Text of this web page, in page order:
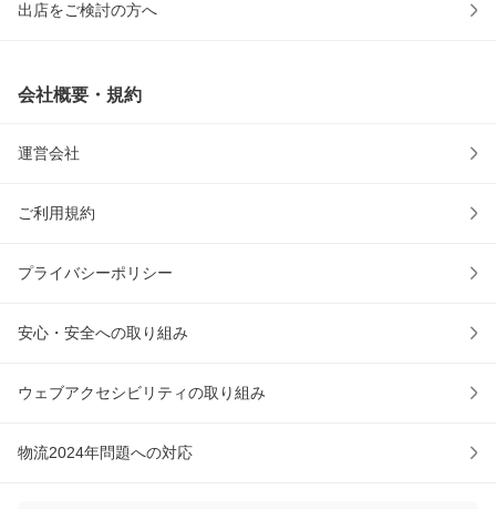
出店をご検討の方へ
会社概要・規約
運営会社
ご利用規約
プライバシーポリシー
安心・安全への取り組み
ウェブアクセシビリティの取り組み
物流2024年問題への対応